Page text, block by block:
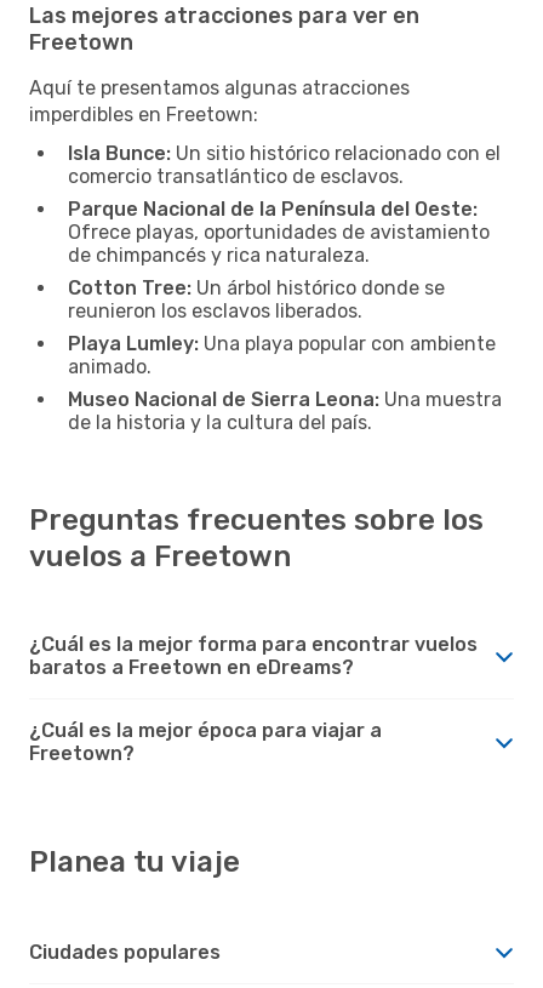
Las mejores atracciones para ver en
Freetown
Aquí te presentamos algunas atracciones
imperdibles en Freetown:
Isla Bunce: Un sitio histórico relacionado con el
comercio transatlántico de esclavos.
Parque Nacional de la Península del Oeste:
Ofrece playas, oportunidades de avistamiento
de chimpancés y rica naturaleza.
Cotton Tree: Un árbol histórico donde se
reunieron los esclavos liberados.
Playa Lumley: Una playa popular con ambiente
animado.
Museo Nacional de Sierra Leona: Una muestra
de la historia y la cultura del país.
Preguntas frecuentes sobre los
vuelos a Freetown
¿Cuál es la mejor forma para encontrar vuelos
baratos a Freetown en eDreams?
¿Cuál es la mejor época para viajar a
Freetown?
Planea tu viaje
Ciudades populares